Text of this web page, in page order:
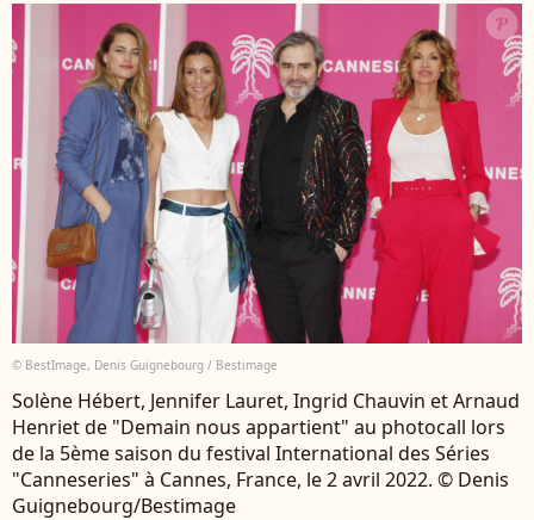
© BestImage, Denis Guignebourg / Bestimage
Solène Hébert, Jennifer Lauret, Ingrid Chauvin et Arnaud
Henriet de "Demain nous appartient" au photocall lors
de la 5ème saison du festival International des Séries
"Canneseries" à Cannes, France, le 2 avril 2022. © Denis
Guignebourg/Bestimage